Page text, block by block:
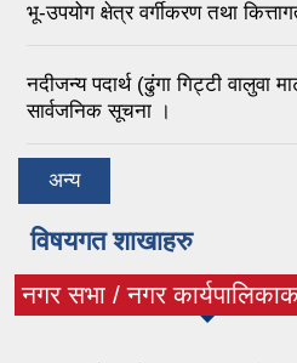
भू-उपयोग क्षेत्र वर्गीकरण तथा
नदीजन्य पदार्थ (ढुंगा गिट्टी वालुवा
सार्वजनिक सूचना ।
अन्य
विषयगत शाखाहरु
नगर सभा / नगर(active tab)